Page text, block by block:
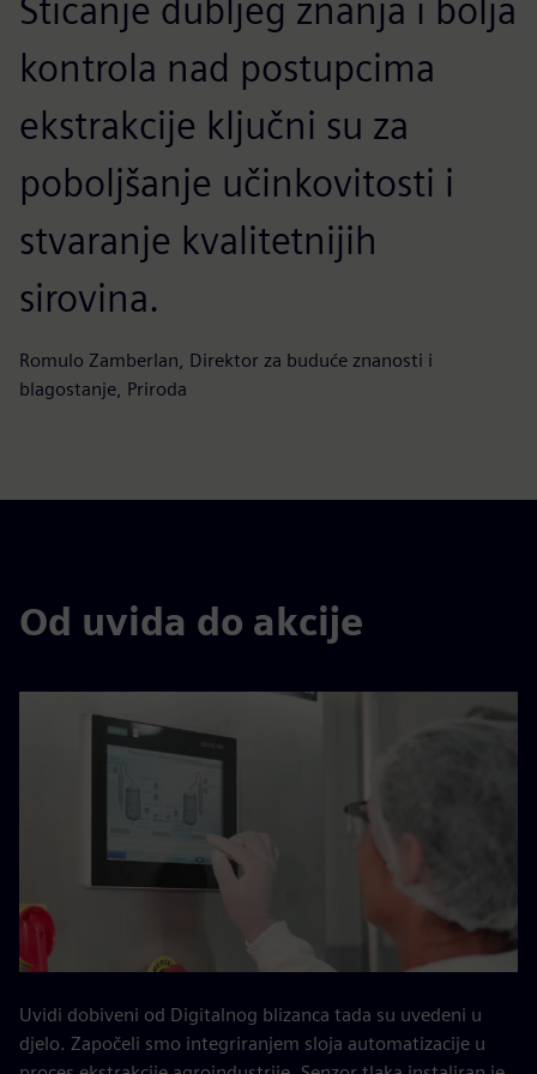
Sticanje dubljeg znanja i bolja
kontrola nad postupcima
ekstrakcije ključni su za
poboljšanje učinkovitosti i
stvaranje kvalitetnijih
sirovina.
Romulo Zamberlan, Direktor za buduće znanosti i
blagostanje, Priroda
Od uvida do akcije
Uvidi dobiveni od Digitalnog blizanca tada su uvedeni u
djelo. Započeli smo integriranjem sloja automatizacije u